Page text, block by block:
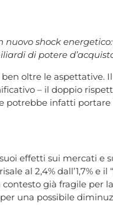
shock
di potere
oltre le aspettative.
– il doppio
infatti portare
effetti sui mercati e
2,4% dall’1,7% e il
già fragile per
una possibile